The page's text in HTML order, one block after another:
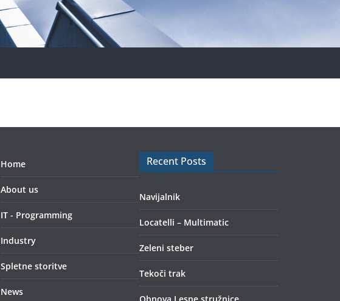
Home
About us
IT - Programming
Industry
Spletne storitve
News
Recent Posts
Navijalnik
Locatelli – Multimatic
Zeleni steber
Tekoči trak